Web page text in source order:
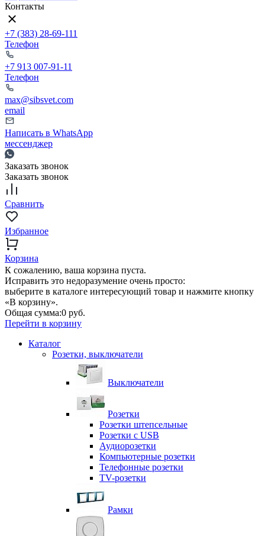
Контакты
+7 (383) 28-69-111
Телефон
+7 913 007-91-11
Телефон
max@sibsvet.com
email
Написать в WhatsApp
мессенджер
Заказать звонок
Заказать звонок
Сравнить
Избранное
Корзина
К сожалению, ваша корзина пуста.
Исправить это недоразумение очень просто:
выберите в каталоге интересующий товар и нажмите кнопку
«В корзину».
Общая сумма:0 руб.
Перейти в корзину
Каталог
Розетки, выключатели
Выключатели
Розетки
Розетки штепсельные
Розетки с USB
Аудиорозетки
Компьютерные розетки
Телефонные розетки
TV-розетки
Рамки